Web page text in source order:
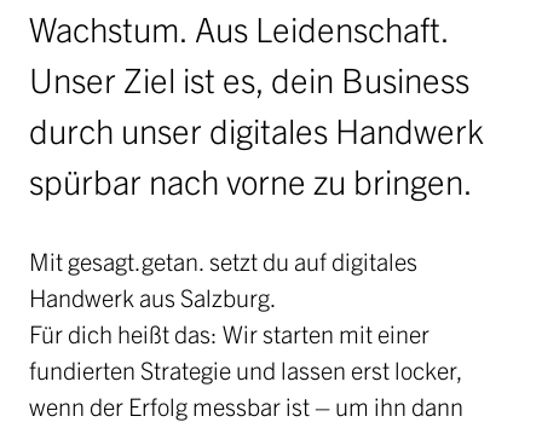
Wachstum. Aus Leidenschaft.
Unser Ziel ist es, dein Business
durch unser digitales Handwerk
spürbar nach vorne zu bringen.
Mit gesagt.getan. setzt du auf digitales
Handwerk aus Salzburg.
Für dich heißt das: Wir starten mit einer
fundierten Strategie und lassen erst locker,
wenn der Erfolg messbar ist – um ihn dann